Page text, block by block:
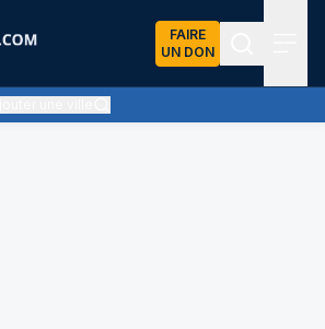
FAIRE
UN DON
par des nuages d'altitude, ternissant plus ou